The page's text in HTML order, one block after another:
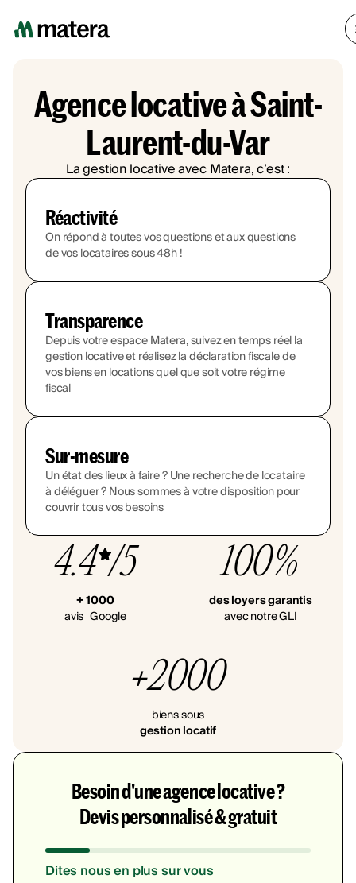
Agence locative à Saint-
Laurent-du-Var
La gestion locative avec Matera, c’est :
Réactivité
On répond à toutes vos questions et aux questions
de vos locataires sous 48h !
Transparence
Depuis votre espace Matera, suivez en temps réel la
gestion locative et réalisez la déclaration fiscale de
vos biens en locations quel que soit votre régime
fiscal
Sur-mesure
Un état des lieux à faire ? Une recherche de locataire
à déléguer ? Nous sommes à votre disposition pour
couvrir tous vos besoins
4.4 /5
+ 1000
avis Google
100%
des loyers garantis
avec notre GLI
+2000
biens sous
gestion locatif
Besoin d'une agence locative ?
Devis personnalisé & gratuit
Dites nous en plus sur vous